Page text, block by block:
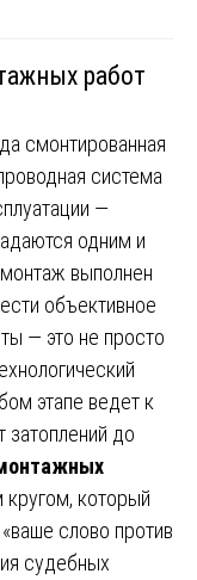
работ
смонтированная
система
—
одним и
выполнен
объективное
— это не просто
этапе ведет к
затоплений до
кругом, который
слово против
судебных